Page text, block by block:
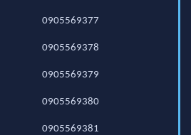
0905569377
0905569378
0905569379
0905569380
0905569381